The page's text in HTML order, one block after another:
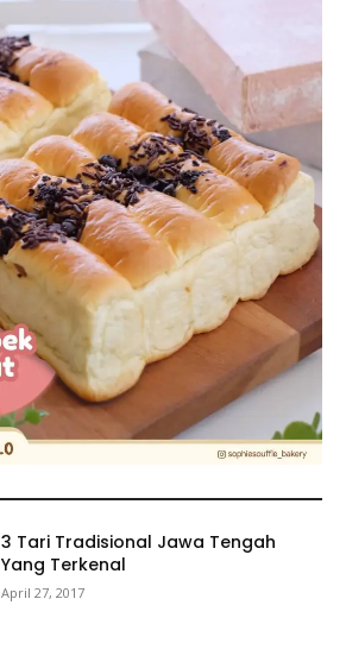
3 Tari Tradisional Jawa Tengah
Yang Terkenal
April 27, 2017